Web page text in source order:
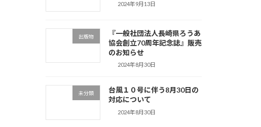
2024年9月13日
出版物
『一般社団法人長崎県ろうあ
協会創立70周年記念誌』販売
のお知らせ
2024年8月30日
未分類
台風１０号に伴う8月30日の
対応について
2024年8月30日